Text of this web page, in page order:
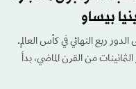
بيساو
ربع النهائي في كأس العالم.
من القرن الماضي، بدأ